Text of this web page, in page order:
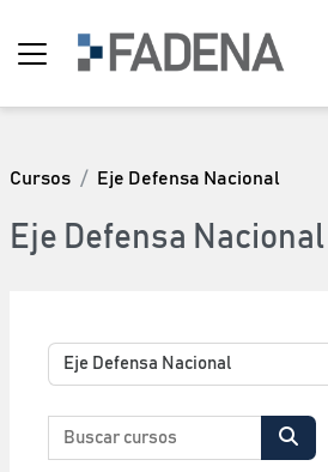
Cursos Eje Defensa Nacional
Eje Defensa Nacional
Categorías
Buscar cursos